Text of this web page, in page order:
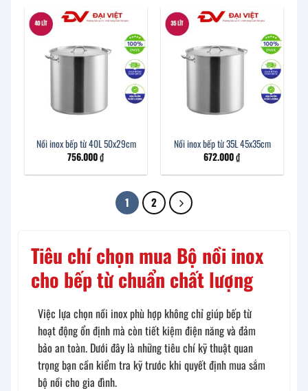
Nồi inox bếp từ 40L 50x29cm
756.000₫
Nồi inox bếp từ 35L 45x35cm
672.000₫
1 2
Tiêu chí chọn mua Bộ nồi inox
cho bếp từ chuẩn chất lượng
Việc lựa chọn nồi inox phù hợp không chỉ giúp bếp từ
hoạt động ổn định mà còn tiết kiệm điện năng và đảm
bảo an toàn. Dưới đây là những tiêu chí kỹ thuật quan
trọng bạn cần kiểm tra kỹ trước khi quyết định mua sắm
bộ nồi cho gia đình.